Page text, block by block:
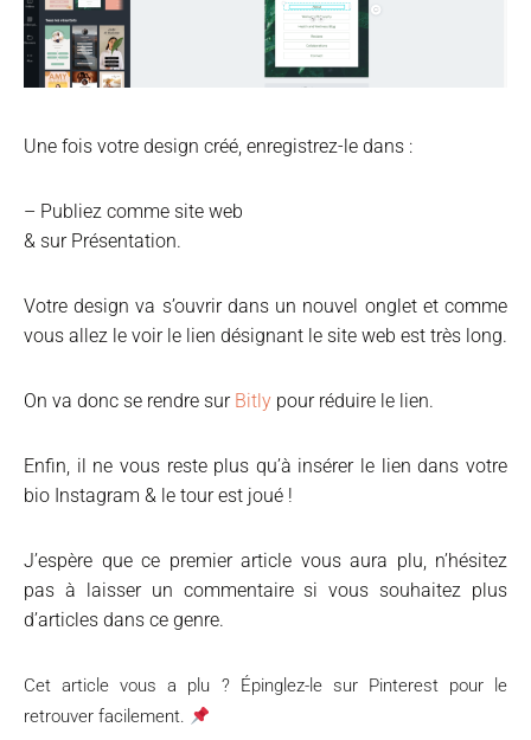
Une fois votre design créé, enregistrez-le dans :
– Publiez comme site web
& sur Présentation.
Votre design va s’ouvrir dans un nouvel onglet et comme
vous allez le voir le lien désignant le site web est très long.
On va donc se rendre sur Bitly pour réduire le lien.
Enfin, il ne vous reste plus qu’à insérer le lien dans votre
bio Instagram & le tour est joué !
J’espère que ce premier article vous aura plu, n’hésitez
pas à laisser un commentaire si vous souhaitez plus
d’articles dans ce genre.
Cet article vous a plu ? Épinglez-le sur Pinterest pour le
retrouver facilement.